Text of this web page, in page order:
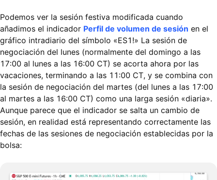
Podemos ver la sesión festiva modificada cuando
añadimos el indicador Perfil de volumen de sesión en el
gráfico intradiario del símbolo «ES1!» La sesión de
negociación del lunes (normalmente del domingo a las
17:00 al lunes a las 16:00 CT) se acorta ahora por las
vacaciones, terminando a las 11:00 CT, y se combina con
la sesión de negociación del martes (del lunes a las 17:00
al martes a las 16:00 CT) como una larga sesión «diaria».
Aunque parece que el indicador se salta un cambio de
sesión, en realidad está representando correctamente las
fechas de las sesiones de negociación establecidas por la
bolsa: